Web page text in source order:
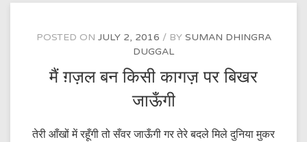
POSTED ON JULY 2, 2016 BY SUMAN DHINGRA
DUGGAL
मैं ग़ज़ल बन किसी कागज़ पर बिखर
जाऊँगी
तेरी आँखों में रहूँगी तो सँवर जाऊँगी गर तेरे बदले मिले दुनिया मुकर